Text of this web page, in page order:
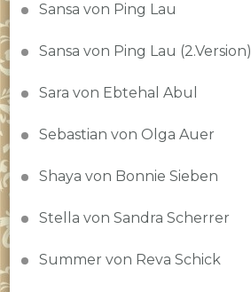
Sansa von Ping Lau
Sansa von Ping Lau (2.Version)
Sara von Ebtehal Abul
Sebastian von Olga Auer
Shaya von Bonnie Sieben
Stella von Sandra Scherrer
Summer von Reva Schick